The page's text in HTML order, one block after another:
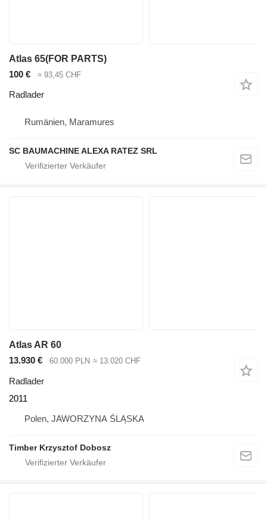
Atlas 65(FOR PARTS)
100 €
≈ 93,45 CHF
Radlader
Rumänien, Maramures
SC BAUMACHINE ALEXA RATEZ SRL
Atlas AR 60
13.930 €
60.000 PLN ≈ 13.020 CHF
Radlader
2011
Polen, JAWORZYNA ŚLĄSKA
Timber Krzysztof Dobosz